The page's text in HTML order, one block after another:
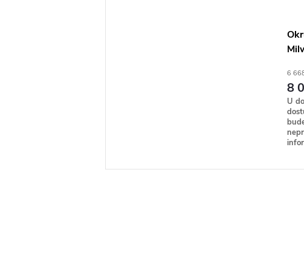
6
8
U